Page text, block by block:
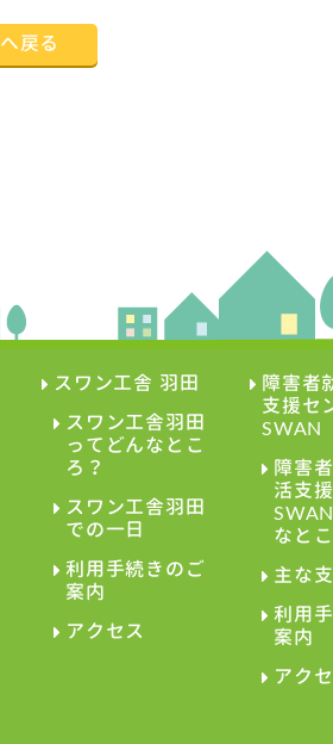
戻る
スワン工舎 羽田
スワン工舎羽田
ってどんなとこ
ろ？
スワン工舎羽田
での一日
利用手続きのご
案内
アクセス
障害者
支援セ
SWAN
障害
活支
なと
主な
利用
案内
アク